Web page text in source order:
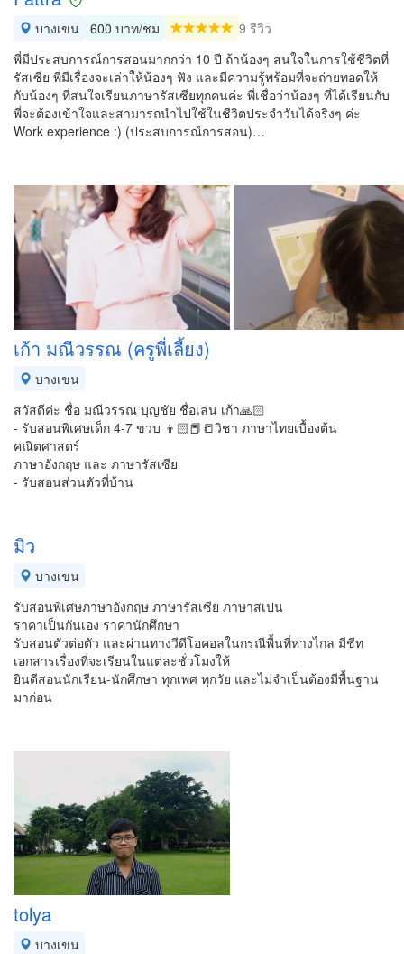
บางเขน 600 บาท/ชม
9 รีวิว
พี่มีประสบการณ์การสอนมากกว่า 10 ปี ถ้าน้องๆ สนใจในการใช้ชีวิตที่
รัสเซีย พี่มีเรื่องจะเล่าให้น้องๆ ฟัง และมีความรู้พร้อมที่จะถ่ายทอดให้
กับน้องๆ ที่สนใจเรียนภาษารัสเซียทุกคนค่ะ พี่เชื่อว่าน้องๆ ที่ได้เรียนกับ
พี่จะต้องเข้าใจและสามารถนำไปใช้ในชีวิตประจำวันได้จริงๆ ค่ะ
Work experience :) (ประสบการณ์การสอน)…
เก้า มณีวรรณ (ครูพี่เลี้ยง)
บางเขน
สวัสดีค่ะ ชื่อ มณีวรรณ บุญชัย ชื่อเล่น เก้า🙏🏻
- รับสอนพิเศษเด็ก 4-7 ขวบ 👦🏻📕📒วิชา ภาษาไทยเบื้องต้น
คณิตศาสตร์
ภาษาอังกฤษ และ ภาษารัสเซีย
- รับสอนส่วนตัวที่บ้าน
มิว
บางเขน
รับสอนพิเศษภาษาอังกฤษ​ ภาษารัสเซีย​ ภาษาสเปน
ราคาเป็นกันเอง ราคานักศึกษา
รับสอนตัวต่อตัว และผ่านทางวีดีโอคอลในกรณีพื้นที่ห่างไกล มีชีท
เอกสารเรื่องที่จะเรียนในแต่ละชั่วโมงให้
ยินดีสอนนักเรียน-นักศึกษา ทุกเพศ ทุกวัย และไม่จำเป็นต้องมีพื้นฐาน
มาก่อน
tolya
บางเขน